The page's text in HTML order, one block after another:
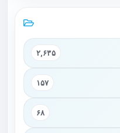
۲,۶۳۵
۱۵۷
۶۸